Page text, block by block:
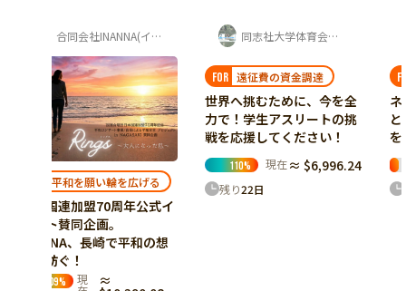
FOR 遠征費の資金調達
世界へ挑むために、今を全
力で！学生アスリートの挑
戦を応援してください！
現在≈ $6,996.24
残り22日
hamiii ｜Kavi & Kaho
FOR 原風景を繋ぐ未来
ネパール・ゴルケ村の紅茶
と共に、Origin〈原風景〉
をもう一世代先へ繋ぐ挑戦
17% 現在≈ $5,073.06
残り